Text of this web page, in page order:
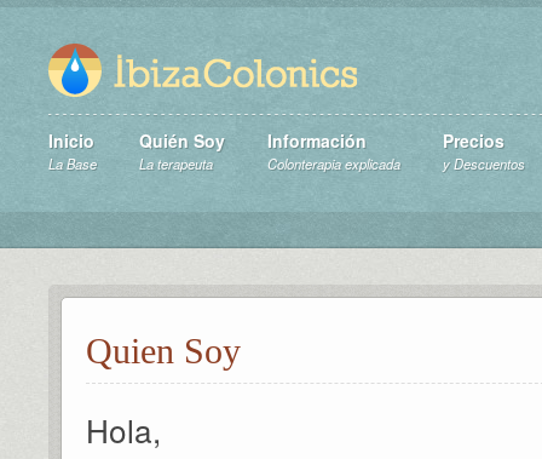
Inicio
La Base
Quién Soy
La terapeuta
Información
Colonterapia explicada
Precios
y Descuentos
Quien Soy
Hola,